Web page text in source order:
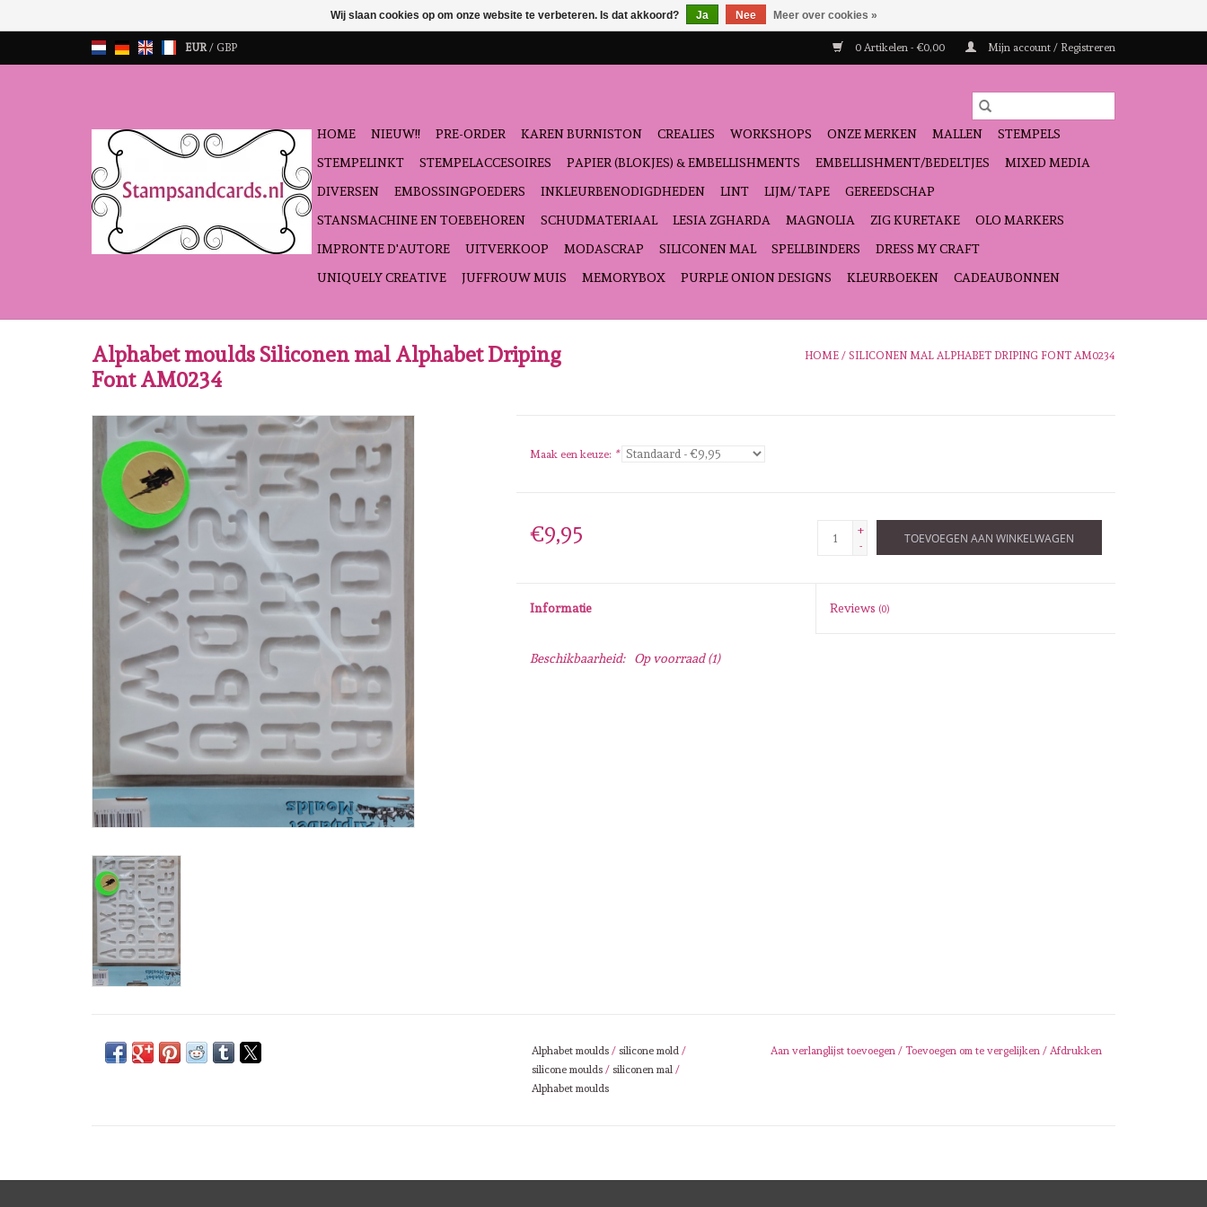
EUR/ GBP 0 Artikelen - €0,00 Mijn account / Registreren
HOME NIEUW!! PRE-ORDER KAREN BURNISTON CREALIES WORKSHOPS ONZE MERKEN MALLEN
STEMPELS
STEMPELINKT
STEMPELACCESOIRES PAPIER (BLOKJES) & EMBELLISHMENTS EMBELLISHMENT/BEDELTJES
MIXED MEDIA
DIVERSEN
EMBOSSINGPOEDERS INKLEURBENODIGDHEDEN LINT LIJM/ TAPE
GEREEDSCHAP
STANSMACHINE EN TOEBEHOREN
SCHUDMATERIAAL LESIA ZGHARDA MAGNOLIA ZIG KURETAKE
OLO MARKERS
IMPRONTE D'AUTORE
UITVERKOOP MODASCRAP SILICONEN MAL SPELLBINDERS
DRESS MY CRAFT
UNIQUELY CREATIVE
JUFFROUW MUIS MEMORYBOX PURPLE ONION DESIGNS KLEURBOEKEN CADEAUBONNEN
Alphabet moulds Siliconen mal Alphabet Driping
Font AM0234
HOME / SILICONEN MAL ALPHABET DRIPING FONT AM0234
Maak een keuze: *
€9,95
+
-
TOEVOEGEN AAN WINKELWAGEN
Informatie Reviews (0)
Beschikbaarheid: Op voorraad(1)
Alphabet moulds / silicone mold /
silicone moulds / siliconen mal /
Alphabet moulds
Aan verlanglijst toevoegen / Toevoegen om te vergelijken / Afdrukken
Wij slaan cookies op om onze website te verbeteren. Is dat akkoord? Ja Nee Meer over cookies »